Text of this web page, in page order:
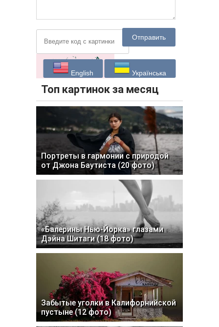
Отправить
English Українська
Топ картинок за месяц
Портреты в гармонии с природой
от Джона Баутиста (20 фото)
«Балерины Нью-Йорка» глазами
Дэйна Шитаги (18 фото)
Забытые уголки в Калифорнийской
пустыне (12 фото)